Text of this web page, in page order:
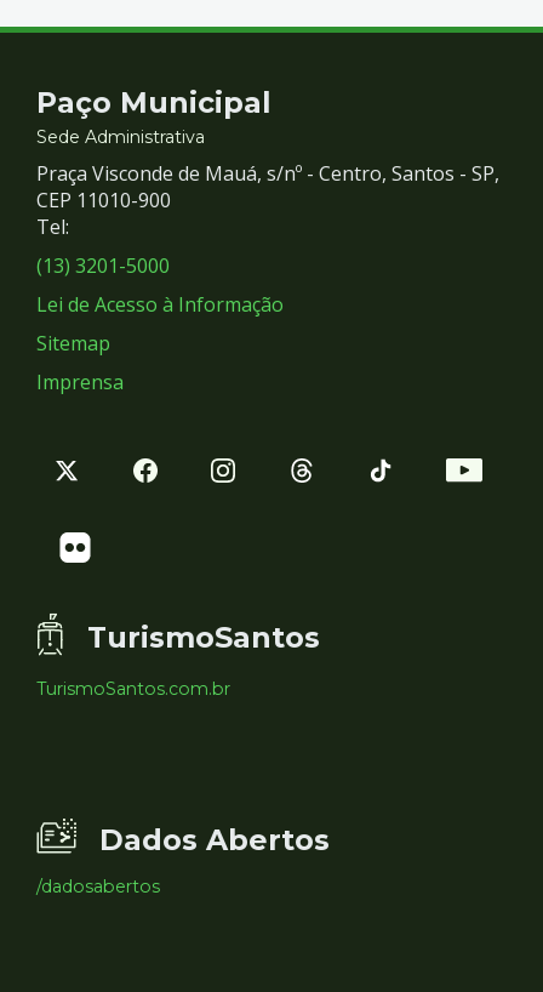
Contato
e
Redes
Sociais
Paço Municipal
Sede Administrativa
Praça Visconde de Mauá, s/nº - Centro, Santos - SP,
CEP 11010-900
Tel:
(13) 3201-5000
Lei de Acesso à Informação
Sitemap
Imprensa
TurismoSantos
TurismoSantos.com.br
Dados Abertos
/dadosabertos